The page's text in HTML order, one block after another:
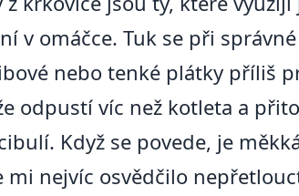
v omáčce. Tuk se při
nebo tenké plátky příliš
odpustí víc než kotleta a
Když se povede, je
mi nejvíc osvědčilo